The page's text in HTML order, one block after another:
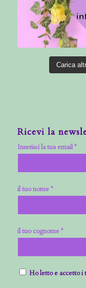
Carica
Ricevi la
Inserisci la tua email *
il tuo nome *
il tuo cognome *
Ho letto e accetto i